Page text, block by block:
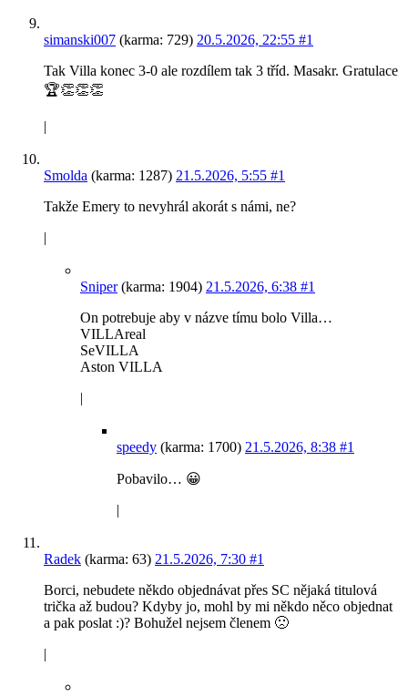
simanski007 (karma: 729) 20.5.2026, 22:55 #1
Tak Villa konec 3-0 ale rozdílem tak 3 tříd. Masakr. Gratulace
🏆👏👏👏
|
Smolda (karma: 1287) 21.5.2026, 5:55 #1
Takže Emery to nevyhrál akorát s námi, ne?
|
Sniper(karma: 1904) 21.5.2026, 6:38 #1
On potrebuje aby v názve tímu bolo Villa…
VILLAreal
SeVILLA
Aston VILLA
|
speedy (karma: 1700) 21.5.2026, 8:38 #1
Pobavilo… 😀
|
Radek (karma: 63) 21.5.2026, 7:30 #1
Borci, nebudete někdo objednávat přes SC nějaká titulová
trička až budou? Kdyby jo, mohl by mi někdo něco objednat
a pak poslat :)? Bohužel nejsem členem 🙁
|